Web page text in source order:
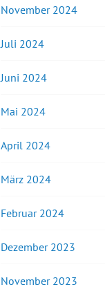
November 2024
Juli 2024
Juni 2024
Mai 2024
April 2024
März 2024
Februar 2024
Dezember 2023
November 2023